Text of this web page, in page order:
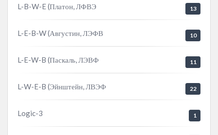
L-B-W-E (Платон, ЛФВЭ 13
L-E-B-W (Августин, ЛЭФВ 10
L-E-W-B (Паскаль, ЛЭВФ 11
L-W-E-B (Эйнштейн, ЛВЭФ 22
Logic-3 1